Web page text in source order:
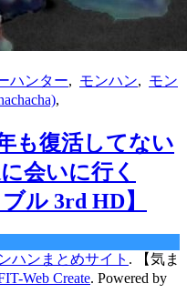
ハンター モンハン
モン
も復活してない
会いに行く
ル 3rd HD】
ハンまとめサイト .
【気ま
Web Create. Powered by